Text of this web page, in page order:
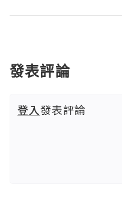
發表評論
登入發表評論